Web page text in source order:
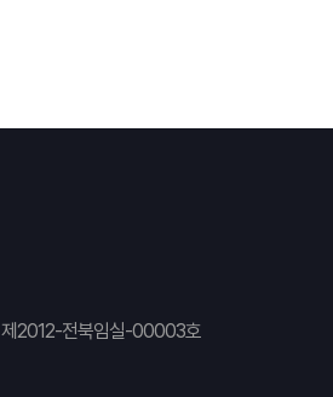
제2012-전북임실-00003호